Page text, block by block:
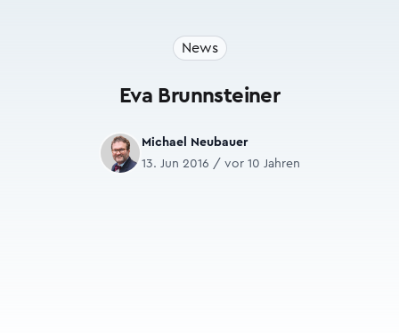
News
Eva Brunnsteiner
Michael Neubauer
13. Jun 2016 / vor 10 Jahren